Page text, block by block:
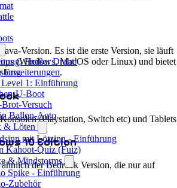
Heißer Draht!
1: Einführung
U-Boot
Versuch
Ballon-Auto
& Löten
mit Lötzinn - Einführung
Kahoot-Quiz (Fuiz)
& Mindstorms
Spike - Einführung
Zubehör
Version. Es ist die erste Version, sie läuft
(Windows, MacOS oder Linux) und bietet
Erweiterungen.
(Playstation, Switch etc) und
10 Edition
der Bedrock Version, die nur auf